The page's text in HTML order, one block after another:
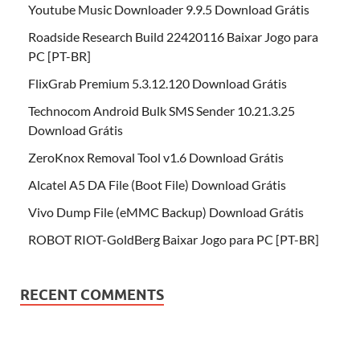
Youtube Music Downloader 9.9.5 Download Grátis
Roadside Research Build 22420116 Baixar Jogo para
PC [PT-BR]
FlixGrab Premium 5.3.12.120 Download Grátis
Technocom Android Bulk SMS Sender 10.21.3.25
Download Grátis
ZeroKnox Removal Tool v1.6 Download Grátis
Alcatel A5 DA File (Boot File) Download Grátis
Vivo Dump File (eMMC Backup) Download Grátis
ROBOT RIOT-GoldBerg Baixar Jogo para PC [PT-BR]
RECENT COMMENTS